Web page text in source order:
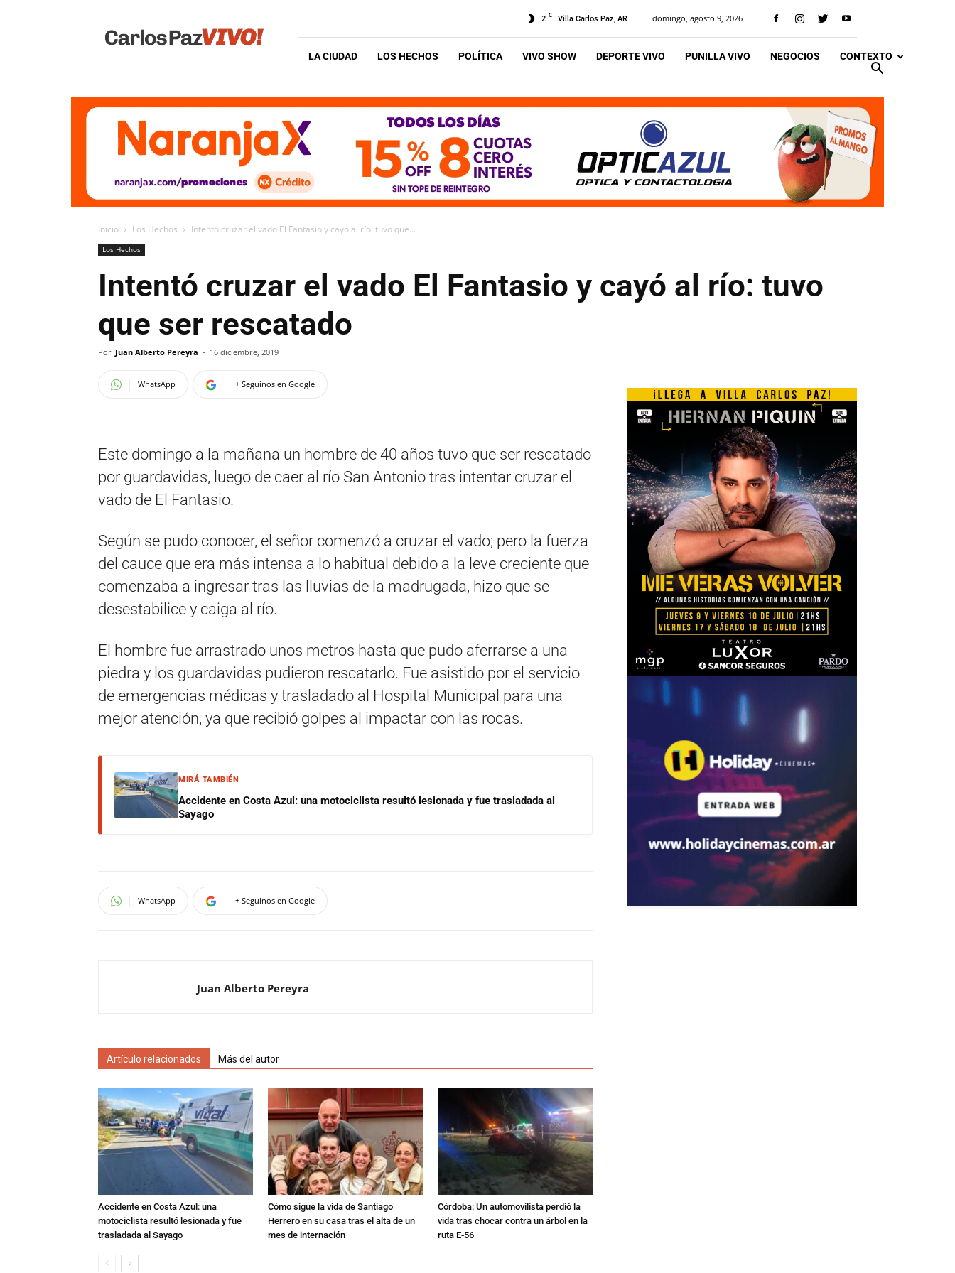
Vivo
2 C Villa Carlos Paz, AR domingo, agosto 9, 2026
LA CIUDAD LOS HECHOS POLÍTICA VIVO SHOW DEPORTE VIVO PUNILLA VIVO NEGOCIOS CONTEXTO
Inicio Los Hechos Intentó cruzar el vado El Fantasio y cayó al río: tuvo que...
Los Hechos
Intentó cruzar el vado El Fantasio y cayó al río: tuvo
que ser rescatado
Por Juan Alberto Pereyra - 16 diciembre, 2019
WhatsApp + Seguinos en Google
Este domingo a la mañana un hombre de 40 años tuvo que ser rescatado
por guardavidas, luego de caer al río San Antonio tras intentar cruzar el
vado de El Fantasio.
Según se pudo conocer, el señor comenzó a cruzar el vado; pero la fuerza
del cauce que era más intensa a lo habitual debido a la leve creciente que
comenzaba a ingresar tras las lluvias de la madrugada, hizo que se
desestabilice y caiga al río.
El hombre fue arrastrado unos metros hasta que pudo aferrarse a una
piedra y los guardavidas pudieron rescatarlo. Fue asistido por el servicio
de emergencias médicas y trasladado al Hospital Municipal para una
mejor atención, ya que recibió golpes al impactar con las rocas.
MIRÁ TAMBIÉN
Accidente en Costa Azul: una motociclista resultó lesionada y fue trasladada al
Sayago
WhatsApp + Seguinos en Google
Juan Alberto Pereyra
Artículo relacionados Más del autor
Accidente en Costa Azul: una
motociclista resultó lesionada y fue
trasladada al Sayago
Cómo sigue la vida de Santiago
Herrero en su casa tras el alta de un
mes de internación
Córdoba: Un automovilista perdió la
vida tras chocar contra un árbol en la
ruta E-56